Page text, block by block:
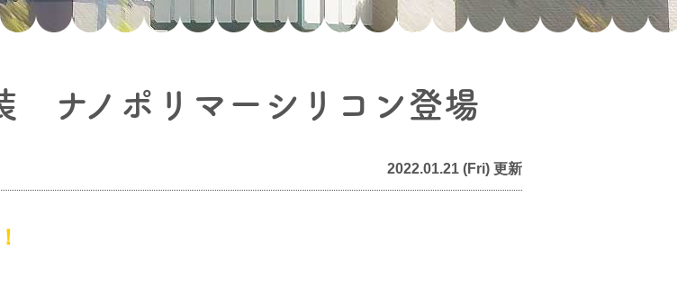
ナノポリマーシリコン登場
2022.01.21 (Fri) 更新